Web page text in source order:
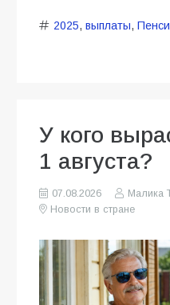
2025, выплаты,
У кого
1 августа?
07.08.2026
Малика
Новости в стране